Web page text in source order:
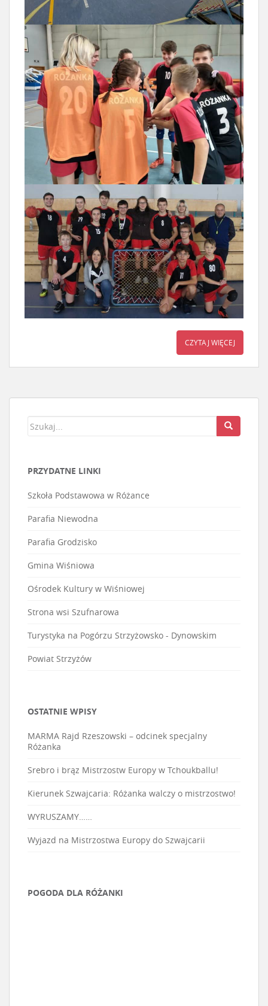
CZYTAJ WIĘCEJ
PRZYDATNE LINKI
Szkoła Podstawowa w Różance
Parafia Niewodna
Parafia Grodzisko
Gmina Wiśniowa
Ośrodek Kultury w Wiśniowej
Strona wsi Szufnarowa
Turystyka na Pogórzu Strzyżowsko - Dynowskim
Powiat Strzyżów
OSTATNIE WPISY
MARMA Rajd Rzeszowski – odcinek specjalny
Różanka
Srebro i brąz Mistrzostw Europy w Tchoukballu!
Kierunek Szwajcaria: Różanka walczy o mistrzostwo!
WYRUSZAMY……
Wyjazd na Mistrzostwa Europy do Szwajcarii
POGODA DLA RÓŻANKI